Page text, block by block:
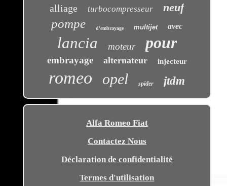
alliage turbocompresseur neuf
pompe d'embrayage multijet avec
lancia moteur pour
embrayage alternateur injecteur
romeo opel spider jtdm
Alfa Romeo Fiat
Contactez Nous
Déclaration de confidentialité
Termes d'utilisation